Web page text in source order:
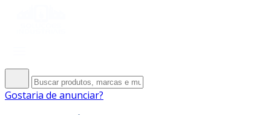
Gostaria de anunciar?